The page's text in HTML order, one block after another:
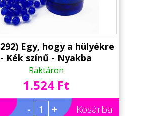
Egy, hogy a hülyékre
- Kék színű - Nyakba
Felespohár, LED
- Party Pohár -
Party Kellék
Raktáron
1.524 Ft
- + Kosárba